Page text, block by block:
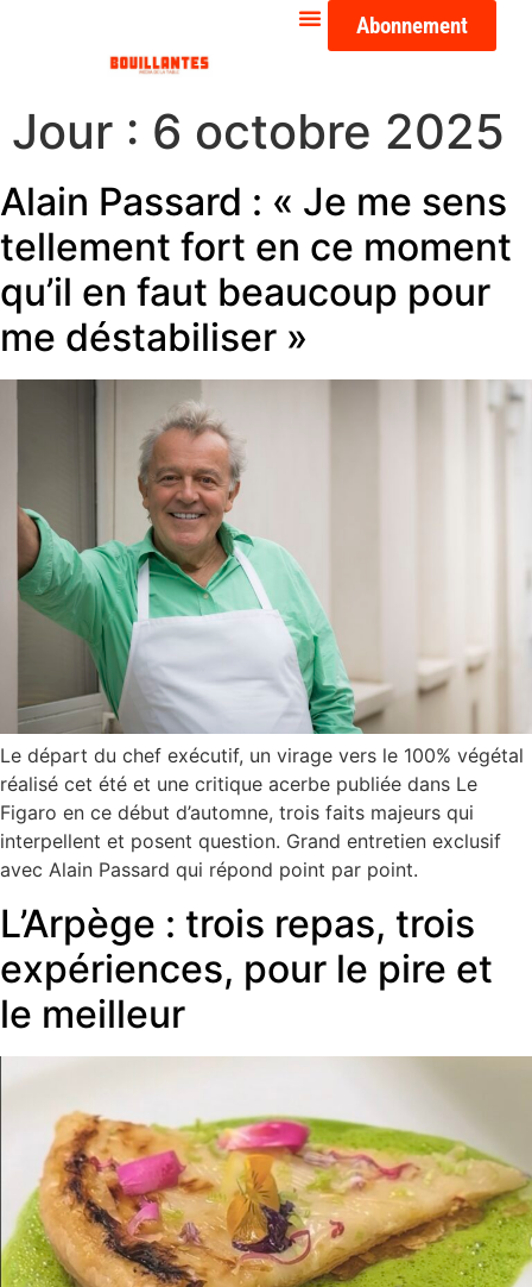
Abonnement
Jour : 6 octobre 2025
Alain Passard : « Je me sens
tellement fort en ce moment
qu’il en faut beaucoup pour
me déstabiliser »
Le départ du chef exécutif, un virage vers le 100% végétal
réalisé cet été et une critique acerbe publiée dans Le
Figaro en ce début d’automne, trois faits majeurs qui
interpellent et posent question. Grand entretien exclusif
avec Alain Passard qui répond point par point.
L’Arpège : trois repas, trois
expériences, pour le pire et
le meilleur